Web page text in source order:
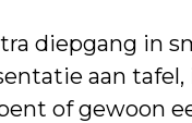
diepgang in
aan tafel,
of gewoon